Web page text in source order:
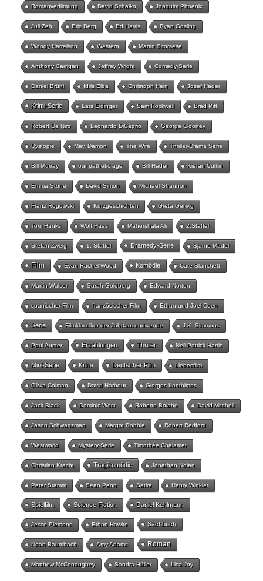
Romanverfilmung David Schalko Joaquim Phoenix
Juli Zeh Eric Berg Ed Harris Ryan Gosling
Woody Harrelson Western Martin Scorsese
Anthony Carrigan Jeffrey Wright Comedy-Serie
Daniel Brühl Idris Elba Christoph Hein Josef Hader
Krimi-Serie Lars Eidinger Sam Rockwell Brad Pitt
Robert De Niro Leonardo DiCaprio George Clooney
Dystopie Matt Damon The Wire Thriller-Drama Serie
Bill Murray our pathetic age Bill Hader Kieran Culkin
Emma Stone David Simon Michael Shannon
Franz Rogowski Kurzgeschichten Greta Gerwig
Tom Hanks Wolf Haas Mahershala Ali 2.Staffel
Stefan Zweig 1. Staffel Dramedy-Serie Bjarne Mädel
Film Evan Rachel Wood Komödie Cate Blanchett
Martin Walser Sarah Goldberg Edward Norton
spanischer Film französischer Film Ethan und Joel Coen
Serie Filmklassiker der Jahrtausendwende J.K. Simmons
Paul Auster Erzählungen Thriller Neil Patrick Harris
Mini-Serie Krimi Deutscher Film Liebesfilm
Olivia Colman David Harbour Giorgos Lanthimos
Jack Black Dominic West Roberto Bolaño David Mitchell
Jason Schwartzman Margot Robbie Robert Redford
Westworld Mystery-Serie Timothée Chalamet
Christian Kracht Tragikomödie Jonathan Nolan
Peter Stamm Sean Penn Satire Henry Winkler
Spielfilm Science Fiction Daniel Kehlmann
Jesse Plemons Ethan Hawke Sachbuch
Noah Baumbach Amy Adams Roman
Matthew McConaughey Sandra Hüller Lisa Joy